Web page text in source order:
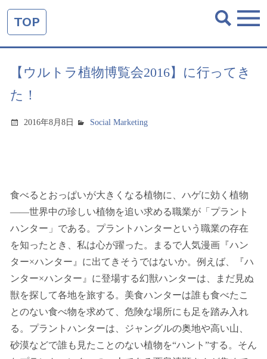
TOP
【ウルトラ植物博覧会2016】に行ってき
た！
2016年8月8日 Social Marketing
食べるとおっぱいが大きくなる植物に、ハゲに効く植物
――世界中の珍しい植物を追い求める職業が「プラント
ハンター」である。プラントハンターという職業の存在
を知ったとき、私は心が躍った。まるで人気漫画『ハン
ター×ハンター』に出てきそうではないか。例えば、『ハ
ンター×ハンター』に登場する幻獣ハンターは、まだ見ぬ
獣を探して各地を旅する。美食ハンターは誰も食べたこ
とのない食べ物を求めて、危険な場所にも足を踏み入れ
る。プラントハンターは、ジャングルの奥地や高い山、
砂漠などで誰も見たことのない植物を“ハント”する。そん